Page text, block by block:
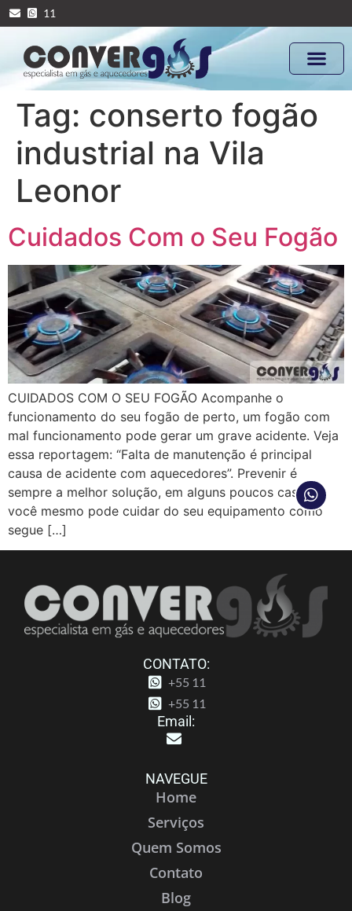
11
Tag: conserto fogão
industrial na Vila
Leonor
Cuidados Com o Seu Fogão
CUIDADOS COM O SEU FOGÃO Acompanhe o
funcionamento do seu fogão de perto, um fogão com
mal funcionamento pode gerar um grave acidente. Veja
essa reportagem: “Falta de manutenção é principal
causa de acidente com aquecedores”. Prevenir é
sempre a melhor solução, em alguns poucos casos
você mesmo pode cuidar do seu equipamento como
segue […]
CONTATO:
+55 11
+55 11
Email:
NAVEGUE
Home
Serviços
Quem Somos
Contato
Blog